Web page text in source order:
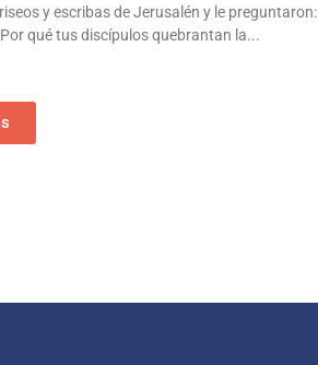
y escribas de Jerusalén y le preguntaron:
qué tus discípulos quebrantan la